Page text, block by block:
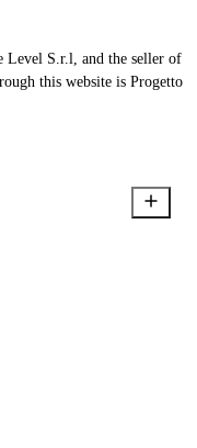
Level S.r.l, and the seller of
this website is Progetto